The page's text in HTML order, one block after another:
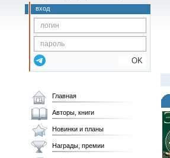
вход
OK
Главная
Авторы, книги
Новинки и планы
Награды, премии